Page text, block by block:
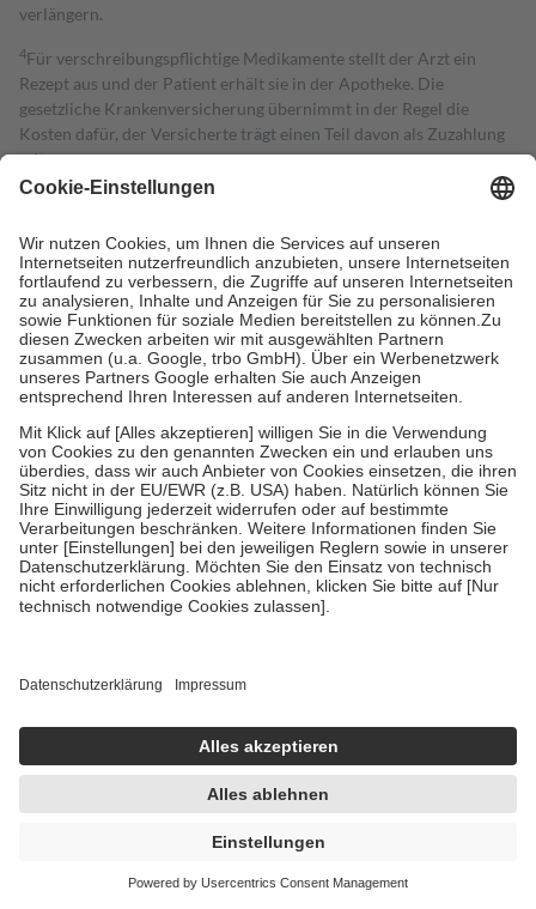
verlängern.
4Für verschreibungspflichtige Medikamente stellt der Arzt ein
Rezept aus und der Patient erhält sie in der Apotheke. Die
gesetzliche Krankenversicherung übernimmt in der Regel die
Kosten dafür, der Versicherte trägt einen Teil davon als Zuzahlung
mit.
Grundsätzlich leisten Mitglieder Zuzahlungen in Höhe von zehn
höchstens zehn Euro.
Es sind jedoch nie mehr als die tatsächlichen
Kosten der Leistung zu entrichten.
Diese Regeln gelten grundsätzlich auch für Online-Apotheken.
Bei Heilmitteln und häuslicher Krankenpflege beträgt die
Zuzahlung zehn Prozent der Kosten sowie zehn Euro je
Verordnung.
Um das Engagement der Versicherten für ihre eigene Gesundheit zu
stärken und die besondere Stellung der Familie zu unterstützen,
fallenkeine Zuzahlungenan bei:
• Kindern und Jugendlichen bis zum vollendeten 18. Lebensjahr
mit Ausnahme der Fahrkosten
• Untersuchungen zur Vorsorge und Früherkennung, die von der
GKV getragen werden
• empfohlenen Schutzimpfungen
• Harn- und Blutteststreifen
getroffen, um sicherzustellen, dass es sich um echte Bewertungen
https://help.etrusted.com/hc/de/articles/4419944605341
Einige Bilder und Inhalte wurden unter Zuhilfenahme künstlicher